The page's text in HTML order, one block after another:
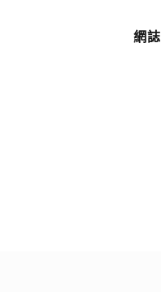
網誌